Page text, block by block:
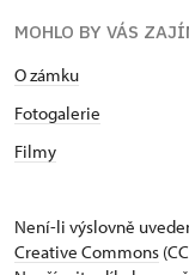
MOHLO BY VÁS
O zámku
Fotogalerie
Filmy
Není-li výslovně
Creative Commons